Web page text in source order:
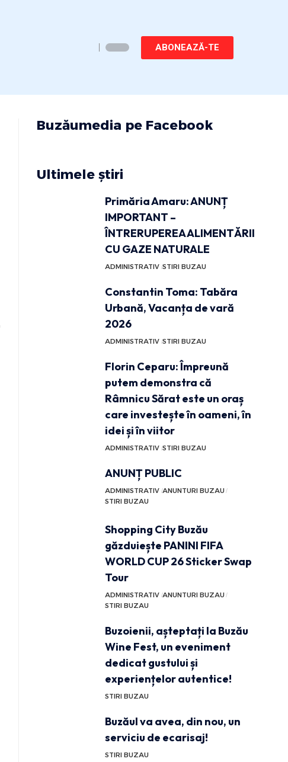
ABONEAZĂ-TE
Buzăumedia pe Facebook
Ultimele știri
Primăria Amaru: ANUNȚ
IMPORTANT –
ÎNTRERUPEREA ALIMENTĂRII
CU GAZE NATURALE
ADMINISTRATIV STIRI BUZAU
Constantin Toma: Tabăra
Urbană, Vacanța de vară
2026
ADMINISTRATIV STIRI BUZAU
Florin Ceparu: Împreună
putem demonstra că
Râmnicu Sărat este un oraș
care investește în oameni, în
idei și în viitor
ADMINISTRATIV STIRI BUZAU
ANUNȚ PUBLIC
ADMINISTRATIV ANUNTURI BUZAU
STIRI BUZAU
Shopping City Buzău
găzduiește PANINI FIFA
WORLD CUP 26 Sticker Swap
Tour
ADMINISTRATIV ANUNTURI BUZAU
STIRI BUZAU
Buzoienii, așteptați la Buzău
Wine Fest, un eveniment
dedicat gustului și
experiențelor autentice!
STIRI BUZAU
Buzăul va avea, din nou, un
serviciu de ecarisaj!
STIRI BUZAU